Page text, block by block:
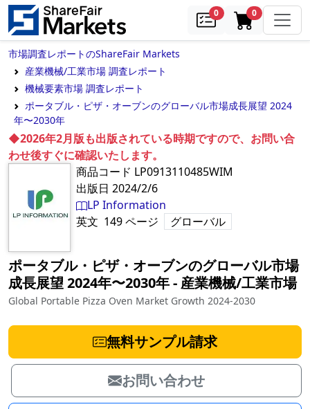
0samples0in cart
市場調査レポートのShareFair Markets
産業機械/工業市場 調査レポート
機械要素市場 調査レポート
ポータブル・ピザ・オーブンのグローバル市場成長展望 2024
年〜2030年
◆2026年2月版も出版されている時期ですので、お問い合
わせ後すぐに確認いたします。
商品コード LP0913110485WIM
出版日 2024/2/6
LP Information
英文 149ページ グローバル
ポータブル・ピザ・オーブンのグローバル市場
成長展望 2024年〜2030年‐ 産業機械/工業市場
Global Portable Pizza Oven Market Growth 2024-2030
無料サンプル請求
お問い合わせ